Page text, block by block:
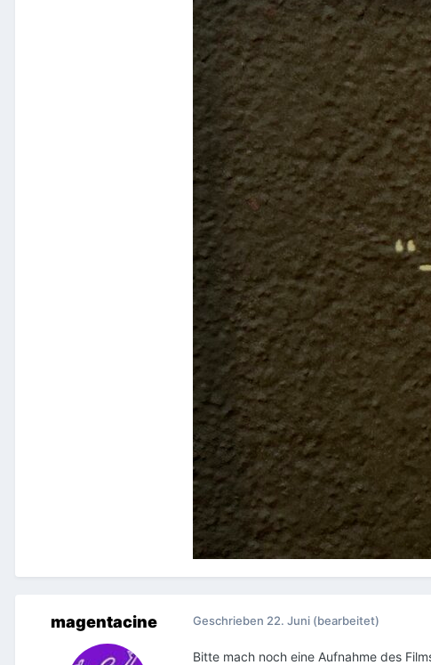
magentacine Geschrieben 22. Juni (bearbeitet)
Bitte mach noch eine Aufnahme des